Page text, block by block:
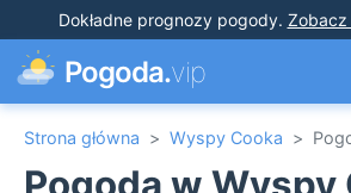
Dokładne prognozy pogody. Zobacz
Pogoda.vip
Strona główna > Wyspy Cooka >